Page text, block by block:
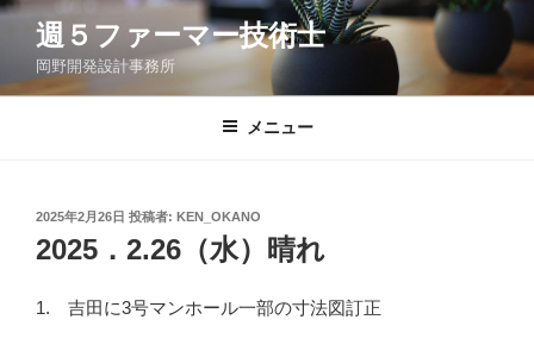
コ
ン
週５ファーマー技術士
岡野開発設計事務所
メニュー
投
稿
日:
2025年2月26日 投稿者: KEN_OKANO
2025．2.26（水）晴れ
1. 吉田に3号マンホール一部の寸法図訂正